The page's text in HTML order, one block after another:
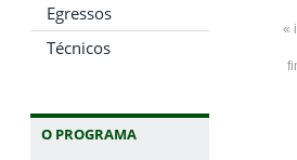
Egressos
Técnicos
O PROGRAMA
«